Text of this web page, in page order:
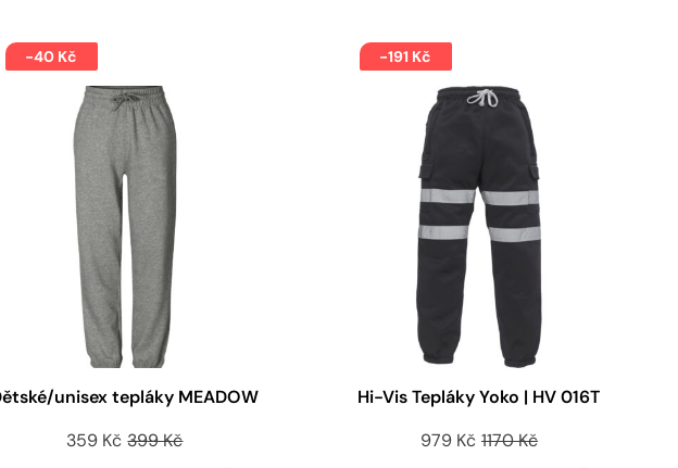
-40 Kč
unisex tepláky MEADOW
359 Kč 399 Kč
-191 Kč
Hi-Vis Tepláky Yoko | HV 016T
979 Kč 1170 Kč